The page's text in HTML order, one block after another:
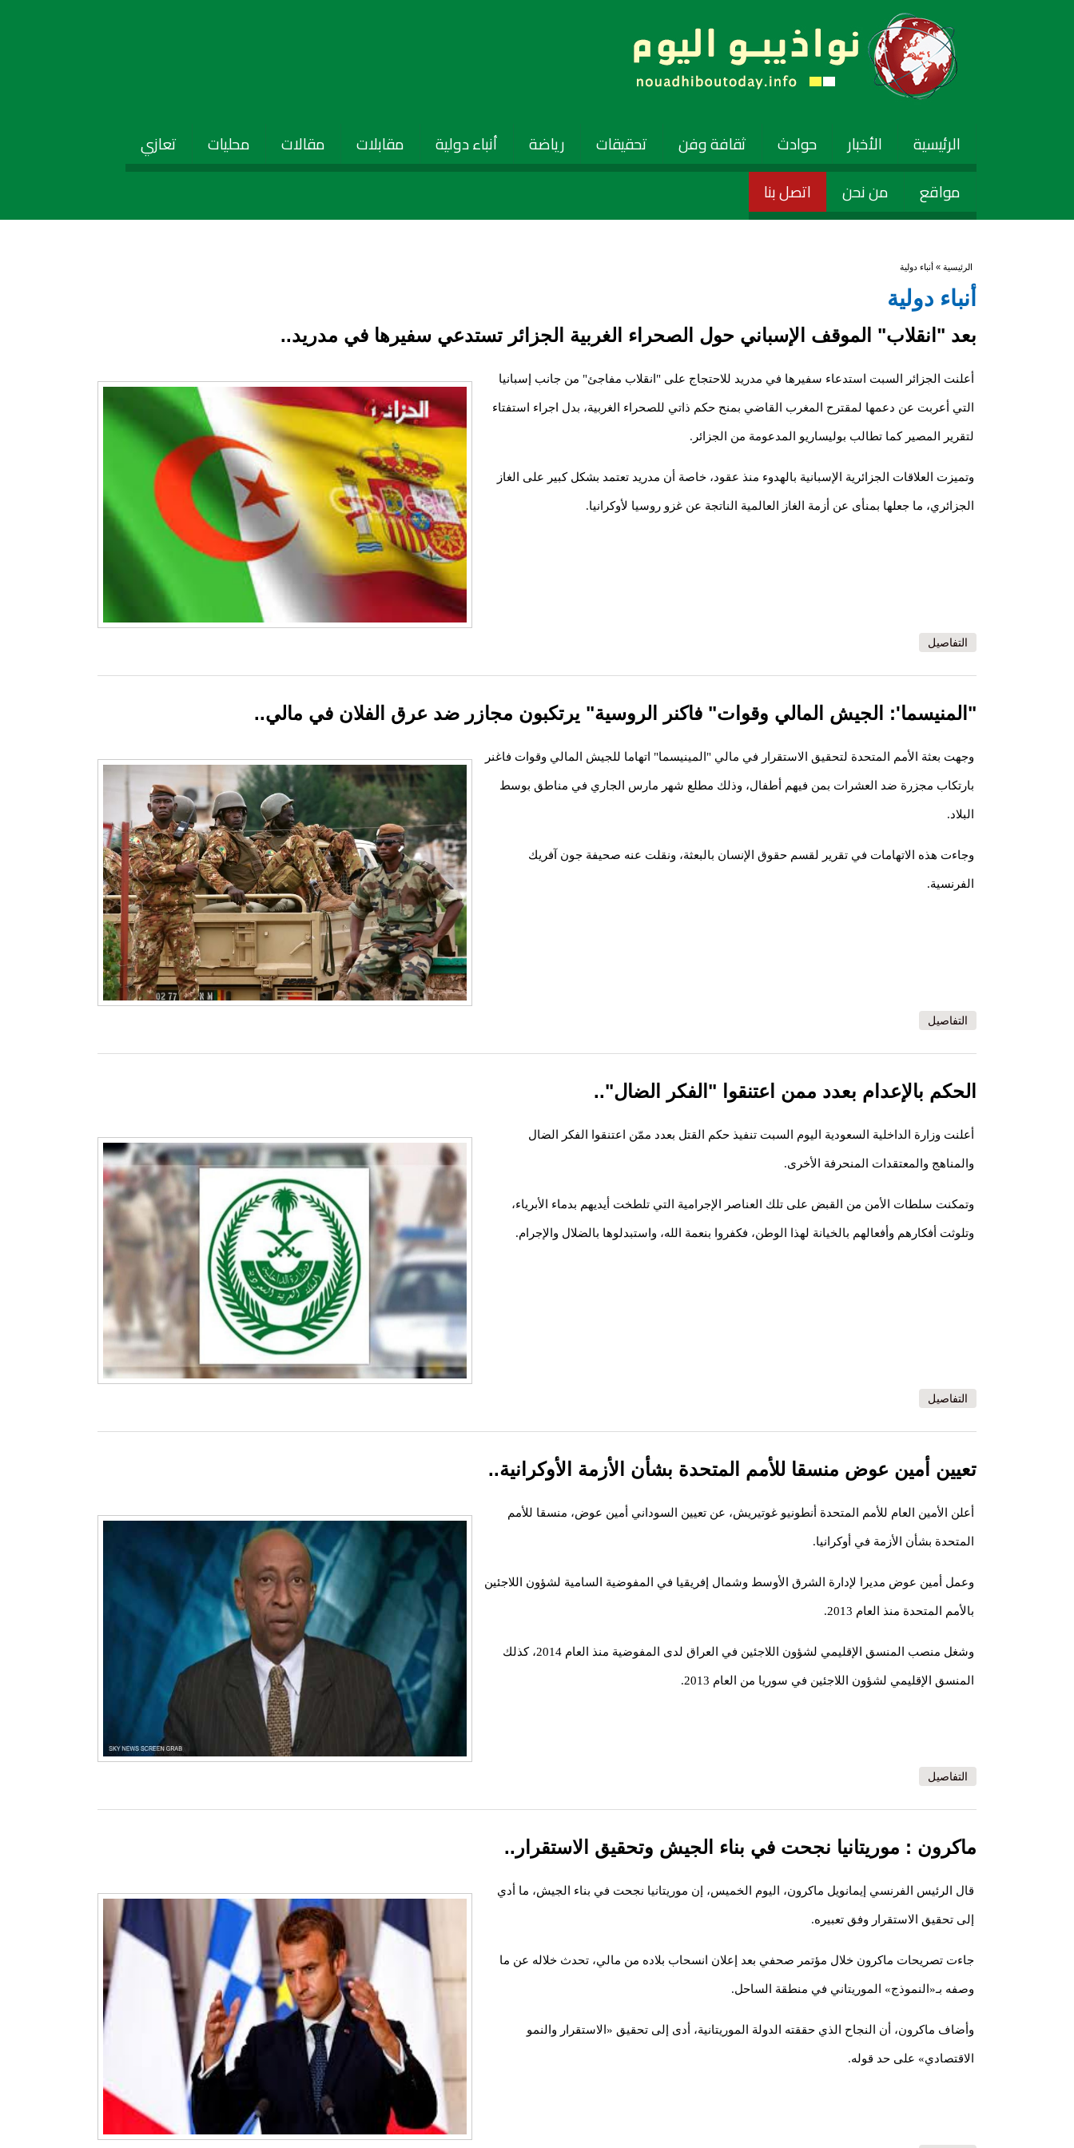
الرئيسية الأخبار حوادث ثقافة وفن تحقيقات رياضة أنباء دولية مقابلات مقالات محليات
تعازي
مواقع
من نحن اتصل بنا
أنت هنا
الرئيسية » أنباء دولية
أنباء دولية
بعد "انقلاب" الموقف الإسباني حول الصحراء الغربية الجزائر تستدعي سفيرها في مدريد..
أعلنت الجزائر السبت استدعاء سفيرها في مدريد للاحتجاج على "انقلاب مفاجئ" من جانب إسبانيا
التي أعربت عن دعمها لمقترح المغرب القاضي بمنح حكم ذاتي للصحراء الغربية، بدل اجراء استفتاء
لتقرير المصير كما تطالب بوليساريو المدعومة من الجزائر.
وتميزت العلاقات الجزائرية الإسبانية بالهدوء منذ عقود، خاصة أن مدريد تعتمد بشكل كبير على الغاز
الجزائري، ما جعلها بمنأى عن أزمة الغاز العالمية الناتجة عن غزو روسيا لأوكرانيا.
التفاصيل
"المنيسما': الجيش المالي وقوات" فاكنر الروسية" يرتكبون مجازر ضد عرق الفلان في مالي..
وجهت بعثة الأمم المتحدة لتحقيق الاستقرار في مالي "المينيسما" اتهاما للجيش المالي وقوات فاغنر
بارتكاب مجزرة ضد العشرات بمن فيهم أطفال، وذلك مطلع شهر مارس الجاري في مناطق بوسط
البلاد.
وجاءت هذه الاتهامات في تقرير لقسم حقوق الإنسان بالبعثة، ونقلت عنه صحيفة جون آفريك
الفرنسية.
التفاصيل
الحكم بالإعدام بعدد ممن اعتنقوا "الفكر الضال"..
أعلنت وزارة الداخلية السعودية اليوم السبت تنفيذ حكم القتل بعدد ممّن اعتنقوا الفكر الضال
والمناهج والمعتقدات المنحرفة الأخرى.
وتمكنت سلطات الأمن من القبض على تلك العناصر الإجرامية التي تلطخت أيديهم بدماء الأبرياء،
وتلوثت أفكارهم وأفعالهم بالخيانة لهذا الوطن، فكفروا بنعمة الله، واستبدلوها بالضلال والإجرام.
التفاصيل
تعيين أمين عوض منسقا للأمم المتحدة بشأن الأزمة الأوكرانية..
أعلن الأمين العام للأمم المتحدة أنطونيو غوتيريش، عن تعيين السوداني أمين عوض، منسقا للأمم
المتحدة بشأن الأزمة في أوكرانيا.
وعمل أمين عوض مديرا لإدارة الشرق الأوسط وشمال إفريقيا في المفوضية السامية لشؤون اللاجئين
بالأمم المتحدة منذ العام 2013.
وشغل منصب المنسق الإقليمي لشؤون اللاجئين في العراق لدى المفوضية منذ العام 2014، كذلك
المنسق الإقليمي لشؤون اللاجئين في سوريا من العام 2013.
التفاصيل
ماكرون : موريتانيا نجحت في بناء الجيش وتحقيق الاستقرار..
قال الرئيس الفرنسي إيمانويل ماكرون، اليوم الخميس، إن موريتانيا نجحت في بناء الجيش، ما أدي
إلى تحقيق الاستقرار وفق تعبيره.
جاءت تصريحات ماكرون خلال مؤتمر صحفي بعد إعلان انسحاب بلاده من مالي، تحدث خلاله عن ما
وصفه بـ«النموذج» الموريتاني في منطقة الساحل.
وأضاف ماكرون، أن النجاح الذي حققته الدولة الموريتانية، أدى إلى تحقيق «الاستقرار والنمو
الاقتصادي» على حد قوله.